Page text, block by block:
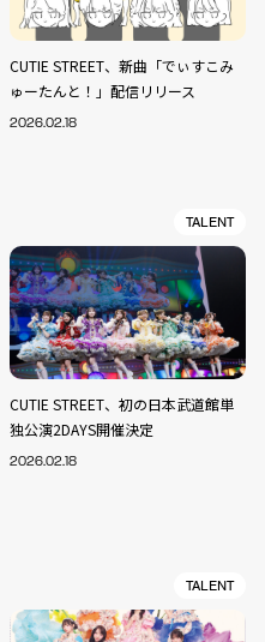
CUTIE STREET、新曲「でぃすこみ
ゅーたんと！」配信リリース
2026.02.18
TALENT
CUTIE STREET、初の日本武道館単
独公演2DAYS開催決定
2026.02.18
TALENT